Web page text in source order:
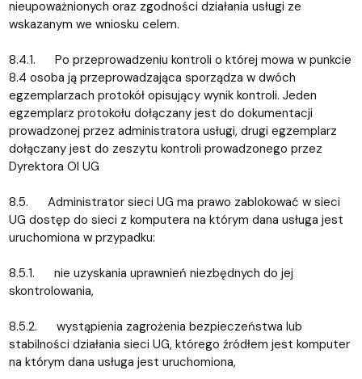
nieupoważnionych oraz zgodności działania usługi ze
wskazanym we wniosku celem.
8.4.1. Po przeprowadzeniu kontroli o której mowa w punkcie
8.4 osoba ją przeprowadzająca sporządza w dwóch
egzemplarzach protokół opisujący wynik kontroli. Jeden
egzemplarz protokołu dołączany jest do dokumentacji
prowadzonej przez administratora usługi, drugi egzemplarz
dołączany jest do zeszytu kontroli prowadzonego przez
Dyrektora OI UG
8.5. Administrator sieci UG ma prawo zablokować w sieci
UG dostęp do sieci z komputera na którym dana usługa jest
uruchomiona w przypadku:
8.5.1. nie uzyskania uprawnień niezbędnych do jej
skontrolowania,
8.5.2. wystąpienia zagrożenia bezpieczeństwa lub
stabilności działania sieci UG, którego źródłem jest komputer
na którym dana usługa jest uruchomiona,